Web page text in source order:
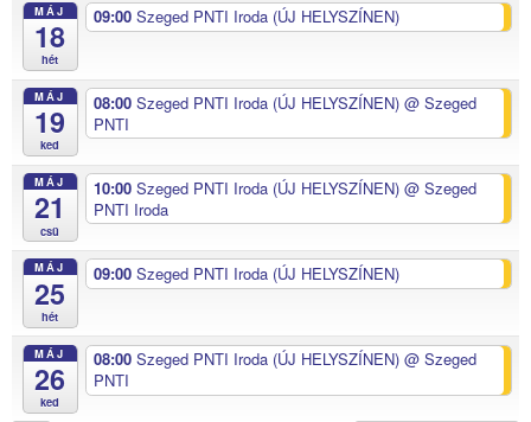
MÁJ
18
hét
09:00 Szeged PNTI Iroda (ÚJ HELYSZÍNEN)
MÁJ
19
ked
08:00 Szeged PNTI Iroda (ÚJ HELYSZÍNEN) @ Szeged
PNTI
MÁJ
21
csü
10:00 Szeged PNTI Iroda (ÚJ HELYSZÍNEN) @ Szeged
PNTI Iroda
MÁJ
25
hét
09:00 Szeged PNTI Iroda (ÚJ HELYSZÍNEN)
MÁJ
26
ked
08:00 Szeged PNTI Iroda (ÚJ HELYSZÍNEN) @ Szeged
PNTI